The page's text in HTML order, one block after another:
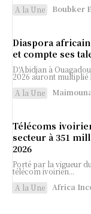
A la Une
Boubker
Diaspora
et compte ses
D'Abidjan à
2026 auront multiplié
A la Une
Télécoms
secteur à 351
2026
Porté par la vigueur
télécom ivoirien...
A la Une
Africa